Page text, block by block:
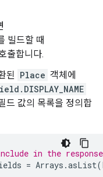
빌드할 때
출합니다.
된 Place 객체에
드 값의 목록을 정의합
in the response
= Arrays .asList(